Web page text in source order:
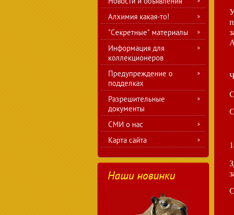
Алхимия какая-то!
"Секретные" материалы
Информация для
коллекционеров
Предупреждение о
подделках
Разрешительные
документы
СМИ о нас
Карта сайта
Наши новинки